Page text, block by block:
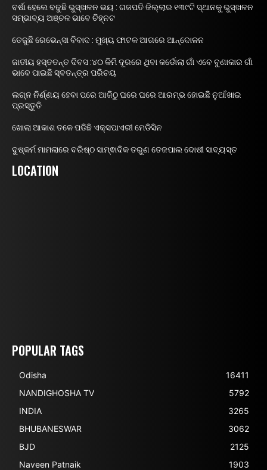
ବର୍ଷା ହେଲେ ବଢୁଛି ଭୁସ୍ଖଳନ ଭୟ : ଗଜପତି ଜିଲ୍ଲାର ୧୩୯ଟି ସ୍ଥାନକୁ ଭୁସ୍ଖଳନ
ସମ୍ଭାବ୍ୟ ଅଞ୍ଚଳ ଭାବେ ଚିହ୍ନଟ
ତେଜୁଛି ରେଭେନ୍ସା ବିବାଦ : ମୁଖ୍ୟ ଫାଟକ ଆଗରେ ଆନ୍ଦୋଳନ
ଜାତୀୟ ହସ୍ତତନ୍ତ ଦିବସ :୪୦ କିମି ଦୂରରେ ଥିବା କର୍ଡୋଲା ଗାଁ ଏବେ ବୁଣାକାର ଗାଁ
ଭାବେ ପାଇଛି ସ୍ବତନ୍ତ୍ର ପରିଚୟ
ଲଗ୍ନ ନିର୍ଣ୍ଣୟ ହେବା ପରେ ଆଜିଠୁ ଘରେ ଘରେ ଆରମ୍ଭ ହୋଇଛି ନୁଆଁଖାଇ
ପ୍ରସ୍ତୁତି
ଖୋଲା ଆକାଶ ତଳେ ପଡିଛି ଏକ୍ସପାଏରୀ ମେଡିସିନ
ଦୁଷ୍କର୍ମ ମାମଲାରେ ବରିଷ୍ଠ ସାମ୍ଵାଦିକ ତରୁଣ ତେଜପାଲ ଦୋଷୀ ସାବ୍ୟସ୍ତ
LOCATION
POPULAR TAGS
Odisha
16411
NANDIGHOSHA TV
5792
INDIA
3265
BHUBANESWAR
3062
BJD
2125
Naveen Patnaik
1903